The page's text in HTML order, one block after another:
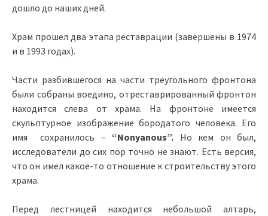
дошло до наших дней.
Храм прошел два этапа реставрации (завершены в 1974
и в 1993 годах).
Части разбившегося на части треугольного фронтона
были собраны воедино, отреставрированный фронтон
находится слева от храма. На фронтоне имеется
скульптурное изображение бородатого человека. Его
имя сохранилось – “Nonyanous”. Но кем он был,
исследователи до сих пор точно не знают. Есть версия,
что он имел какое-то отношение к строительству этого
храма.
Перед лестницей находится небольшой алтарь,